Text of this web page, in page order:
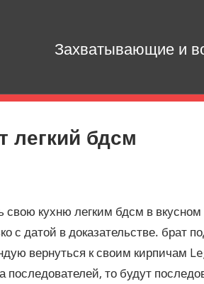
Захватывающие и
легкий бдсм
свою кухню легким бдсм в
с датой в доказательстве. брат
вернуться к своим кирпичам
последователей, то будут